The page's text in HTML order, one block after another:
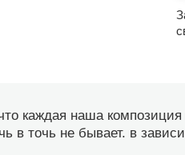
каждая наша
в точь не бывает. в